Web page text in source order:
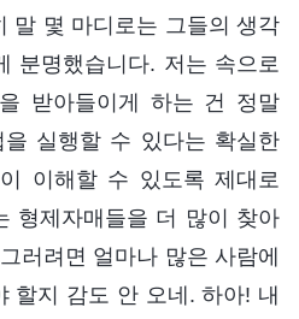
말 몇 마디로는 그들의 생각
분명했습니다. 저는 속으로
받아들이게 하는 건 정말
실행할 수 있다는 확실한
이해할 수 있도록 제대로
형제자매들을 더 많이 찾아
러려면 얼마나 많은 사람에
할지 감도 안 오네. 하아! 내